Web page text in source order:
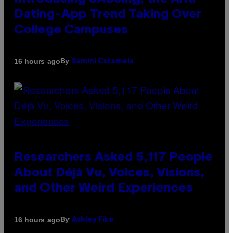
Dating-App Trend Taking Over
College Campuses
16 hours agoBy Sammi Caramela
Researchers Asked 5,117 People
About Déjà Vu, Voices, Visions,
and Other Weird Experiences
16 hours agoBy Ashley Fike